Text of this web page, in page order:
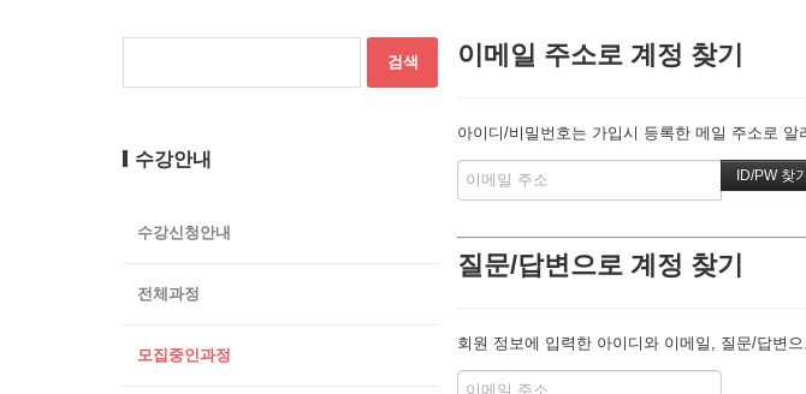
이메일 주소로 계정 찾기
아이디/비밀번호는 가입시 등록한 메일 주소로
질문/답변으로 계정 찾기
회원 정보에 입력한 아이디와 이메일, 질문/답변
수강안내
수강신청안내
전체과정
모집중인과정